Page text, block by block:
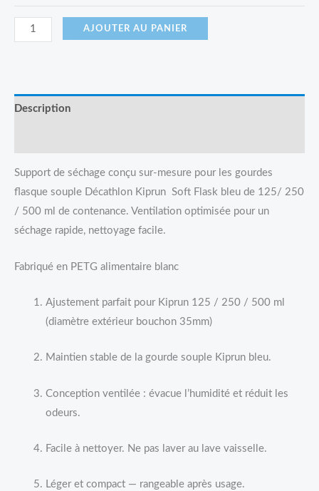
AJOUTER AU PANIER
Description
Support de séchage conçu sur-mesure pour les gourdes
flasque souple Décathlon Kiprun Soft Flask bleu de 125/ 250
/ 500 ml de contenance. Ventilation optimisée pour un
séchage rapide, nettoyage facile.
Fabriqué en PETG alimentaire blanc
Ajustement parfait pour Kiprun 125 / 250 / 500 ml
(diamètre extérieur bouchon 35mm)
Maintien stable de la gourde souple Kiprun bleu.
Conception ventilée : évacue l’humidité et réduit les
odeurs.
Facile à nettoyer. Ne pas laver au lave vaisselle.
Léger et compact — rangeable après usage.